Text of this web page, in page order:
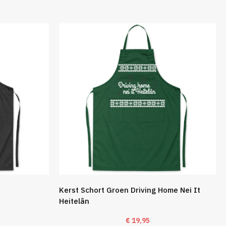
Kerst Schort Groen Driving Home Nei It
Heitelân
€19,95